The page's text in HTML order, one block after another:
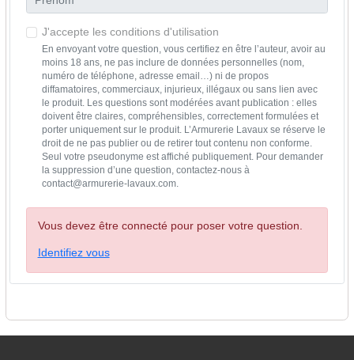
J'accepte les conditions d'utilisation
En envoyant votre question, vous certifiez en être l’auteur, avoir au
moins 18 ans, ne pas inclure de données personnelles (nom,
numéro de téléphone, adresse email…) ni de propos
diffamatoires, commerciaux, injurieux, illégaux ou sans lien avec
le produit. Les questions sont modérées avant publication : elles
doivent être claires, compréhensibles, correctement formulées et
porter uniquement sur le produit. L’Armurerie Lavaux se réserve le
droit de ne pas publier ou de retirer tout contenu non conforme.
Seul votre pseudonyme est affiché publiquement. Pour demander
la suppression d’une question, contactez-nous à
contact@armurerie-lavaux.com.
Vous devez être connecté pour poser votre question.
Identifiez vous